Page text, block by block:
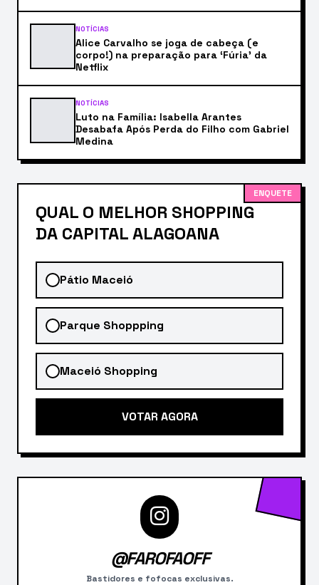
NOTÍCIAS
Alice Carvalho se joga de cabeça (e
corpo!) na preparação para ‘Fúria’ da
Netflix
NOTÍCIAS
Luto na Família: Isabella Arantes
Desabafa Após Perda do Filho com Gabriel
Medina
ENQUETE
QUAL O MELHOR SHOPPING
DA CAPITAL ALAGOANA
Pátio Maceió
Parque Shoppping
Maceió Shopping
VOTAR AGORA
@FAROFAOFF
Bastidores e fofocas exclusivas.